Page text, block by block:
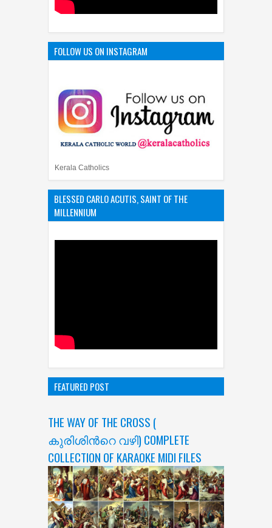
FOLLOW US ON INSTAGRAM
Kerala Catholics
BLESSED CARLO ACUTIS, SAINT OF THE
MILLENNIUM
FEATURED POST
THE WAY OF THE CROSS (
കുരിശിന്‍റെ വഴി) COMPLETE
COLLECTION OF KARAOKE MIDI FILES